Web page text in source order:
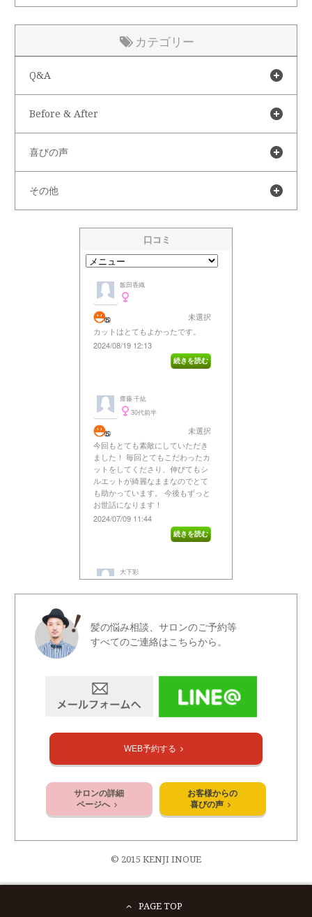
カテゴリー
Q&A
Before & After
喜びの声
その他
髪の悩み相談、サロンのご予約等
すべてのご連絡はこちらから。
WEB予約する
サロンの詳細
ページへ
お客様からの
喜びの声
© 2015 KENJI INOUE
PAGE TOP